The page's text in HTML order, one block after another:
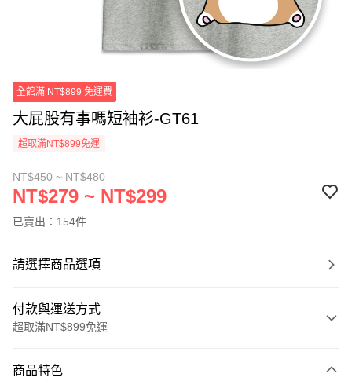
全館滿 NT$899 免運費
大屁股有事嗎短袖衫-GT61
超取滿NT$899免運
NT$450 ~ NT$480
NT$279 ~ NT$299
已賣出：154件
請選擇商品選項
付款與運送方式
超取滿NT$899免運
信用卡一次付款
商品特色